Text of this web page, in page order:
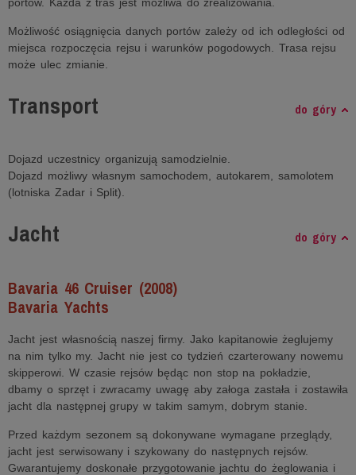
Możliwość osiągnięcia danych portów zależy od ich odległości od
miejsca rozpoczęcia rejsu i warunków pogodowych. Trasa rejsu
może ulec zmianie.
Transport do góry
Dojazd uczestnicy organizują samodzielnie.
Dojazd możliwy własnym samochodem, autokarem, samolotem
(lotniska Zadar i Split).
Jacht do góry
Bavaria 46 Cruiser (2008)
Bavaria Yachts
Jacht jest własnością naszej firmy. Jako kapitanowie żeglujemy
na nim tylko my. Jacht nie jest co tydzień czarterowany nowemu
skipperowi. W czasie rejsów będąc non stop na pokładzie,
dbamy o sprzęt i zwracamy uwagę aby załoga zastała i zostawiła
jacht dla następnej grupy w takim samym, dobrym stanie.
Przed każdym sezonem są dokonywane wymagane przeglądy,
jacht jest serwisowany i szykowany do następnych rejsów.
Gwarantujemy doskonałe przygotowanie jachtu do żeglowania i